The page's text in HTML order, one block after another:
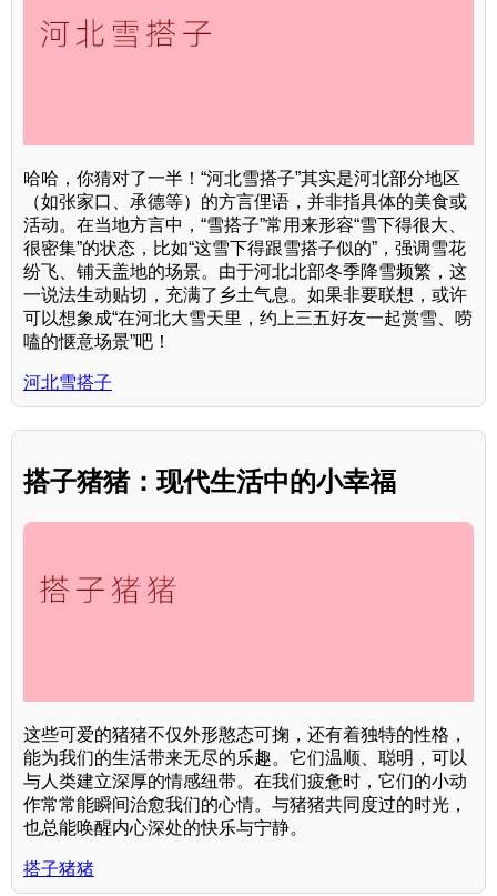
哈哈，你猜对了一半！“河北雪搭子”其实是河北部分地区
（如张家口、承德等）的方言俚语，并非指具体的美食或
活动。在当地方言中，“雪搭子”常用来形容“雪下得很大、
很密集”的状态，比如“这雪下得跟雪搭子似的”，强调雪花
纷飞、铺天盖地的场景。由于河北北部冬季降雪频繁，这
一说法生动贴切，充满了乡土气息。如果非要联想，或许
可以想象成“在河北大雪天里，约上三五好友一起赏雪、唠
嗑的惬意场景”吧！
河北雪搭子
搭子猪猪：现代生活中的小幸福
这些可爱的猪猪不仅外形憨态可掬，还有着独特的性格，
能为我们的生活带来无尽的乐趣。它们温顺、聪明，可以
与人类建立深厚的情感纽带。在我们疲惫时，它们的小动
作常常能瞬间治愈我们的心情。与猪猪共同度过的时光，
也总能唤醒内心深处的快乐与宁静。
搭子猪猪